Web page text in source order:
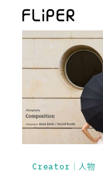
Creator｜人物